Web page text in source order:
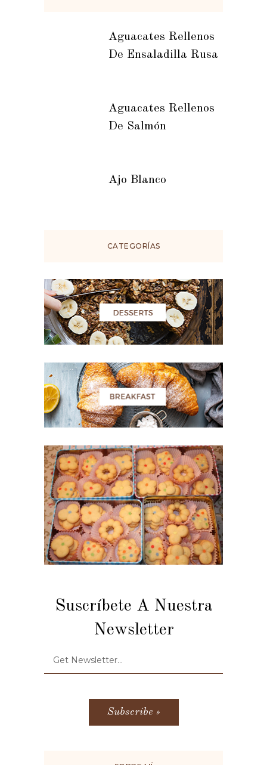
Aguacates Rellenos
De Ensaladilla Rusa
Aguacates Rellenos
De Salmón
Ajo Blanco
CATEGORÍAS
Suscríbete A Nuestra
Newsletter